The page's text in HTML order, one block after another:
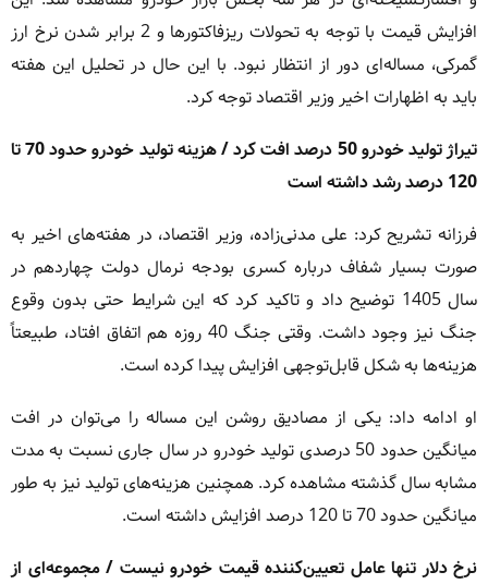
افزایش قیمت با توجه به تحولات ریزفاکتورها و 2 برابر شدن نرخ ارز
گمرکی، مساله‌ای دور از انتظار نبود. با این حال در تحلیل این هفته
باید به اظهارات اخیر وزیر اقتصاد توجه کرد.
تیراژ تولید خودرو 50 درصد افت کرد / هزینه تولید خودرو حدود 70 تا
120 درصد رشد داشته است
فرزانه تشریح کرد: علی مدنی‌زاده، وزیر اقتصاد، در هفته‌های اخیر به
صورت بسیار شفاف درباره کسری بودجه نرمال دولت چهاردهم در
سال 1405 توضیح داد و تاکید کرد که این شرایط حتی بدون وقوع
جنگ نیز وجود داشت. وقتی جنگ 40 روزه هم اتفاق افتاد، طبیعتاً
هزینه‌ها به شکل قابل‌توجهی افزایش پیدا کرده است.
او ادامه داد: یکی از مصادیق روشن این مساله را می‌توان در افت
میانگین حدود 50 درصدی تولید خودرو در سال جاری نسبت به مدت
مشابه سال گذشته مشاهده کرد. همچنین هزینه‌های تولید نیز به طور
میانگین حدود 70 تا 120 درصد افزایش داشته است.
نرخ دلار تنها عامل تعیین‌کننده قیمت خودرو نیست / مجموعه‌ای از